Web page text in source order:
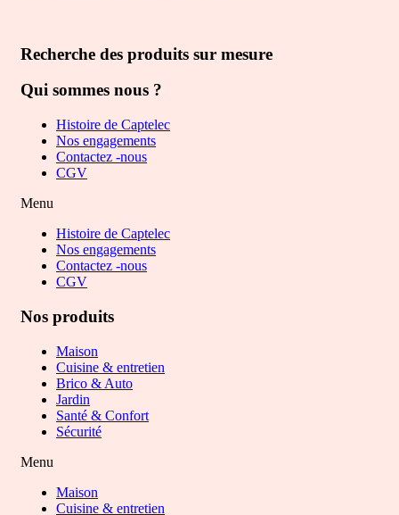
Recherche des produits sur mesure
Qui sommes nous ?
Histoire de Captelec
Nos engagements
Contactez -nous
CGV
Menu
Histoire de Captelec
Nos engagements
Contactez -nous
CGV
Nos produits
Maison
Cuisine & entretien
Brico & Auto
Jardin
Santé & Confort
Sécurité
Menu
Maison
Cuisine & entretien